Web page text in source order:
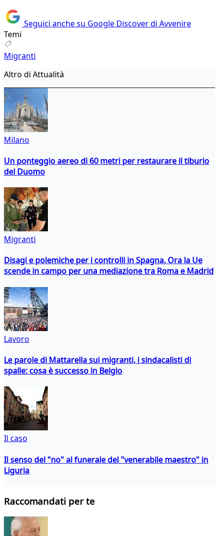
Seguici anche su Google Discover di Avvenire
Temi
Migranti
Altro di Attualità
Milano
Un ponteggio aereo di 60 metri per restaurare il tiburio
del Duomo
Migranti
Disagi e polemiche per i controlli in Spagna. Ora la Ue
scende in campo per una mediazione tra Roma e Madrid
Lavoro
Le parole di Mattarella sui migranti, i sindacalisti di
spalle: cosa è successo in Belgio
Il caso
Il senso del "no" al funerale del "venerabile maestro" in
Liguria
Raccomandati per te